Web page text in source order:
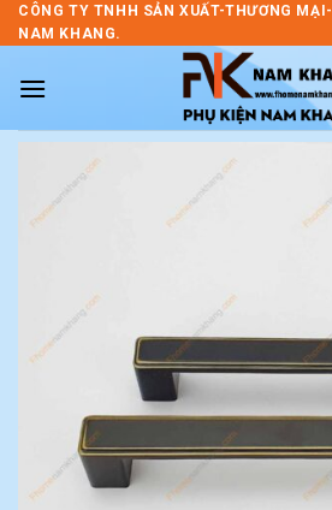
Skip
to
CÔNG TY TNHH SẢN XUẤT-THƯƠNG
NAM KHANG.